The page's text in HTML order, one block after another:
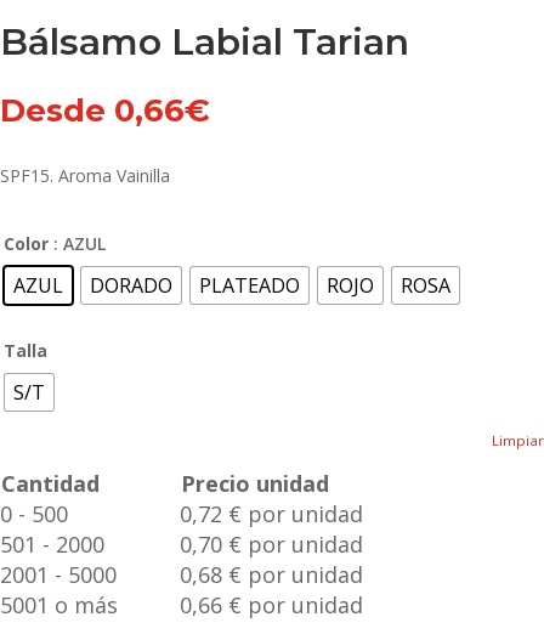
Bálsamo Labial Tarian
Desde 0,66€
SPF15. Aroma Vainilla
Color : AZUL
AZUL DORADO PLATEADO ROJO ROSA
Talla
S/T
Limpiar
Cantidad
Precio unidad
0 - 500
0,72 € por unidad
501 - 2000
0,70 € por unidad
2001 - 5000
0,68 € por unidad
5001 o más
0,66 € por unidad